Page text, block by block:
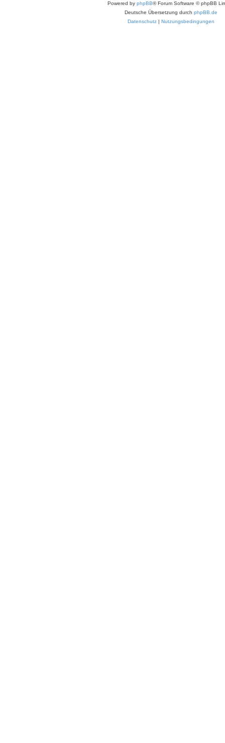
Powered by phpBB® Forum Software © phpBB
Deutsche Übersetzung durch phpBB.de
Datenschutz | Nutzungsbedingungen